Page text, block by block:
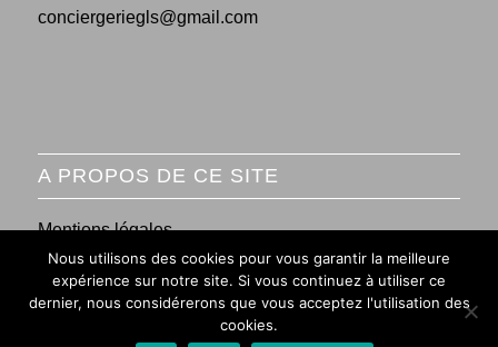
conciergeriegls@gmail.com
A PROPOS DE CE SITE
Mentions légales
Conditions générales de vente
Nous utilisons des cookies pour vous garantir la meilleure
expérience sur notre site. Si vous continuez à utiliser ce
dernier, nous considérerons que vous acceptez l'utilisation des
cookies.